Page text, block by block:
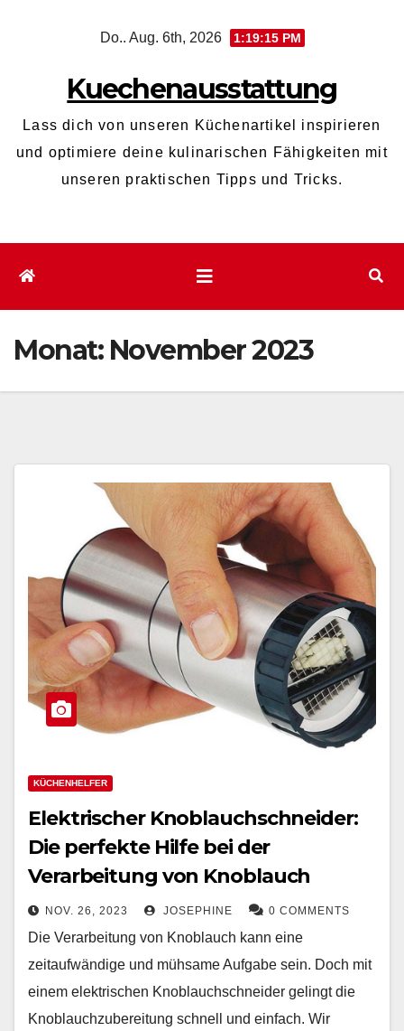
Do.. Aug. 6th, 2026 1:19:16 PM
Kuechenausstattung
Lass dich von unseren Küchenartikel inspirieren
und optimiere deine kulinarischen Fähigkeiten mit
unseren praktischen Tipps und Tricks.
Monat: November 2023
KÜCHENHELFER
Elektrischer Knoblauchschneider:
Die perfekte Hilfe bei der
Verarbeitung von Knoblauch
NOV. 26, 2023 JOSEPHINE 0 COMMENTS
Die Verarbeitung von Knoblauch kann eine
zeitaufwändige und mühsame Aufgabe sein. Doch mit
einem elektrischen Knoblauchschneider gelingt die
Knoblauchzubereitung schnell und einfach. Wir